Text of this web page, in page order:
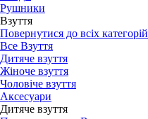
Рушники
Взуття
Повернутися до всіх категорій
Все Взуття
Дитяче взуття
Жіноче взуття
Чоловіче взуття
Аксесуари
Дитяче взуття